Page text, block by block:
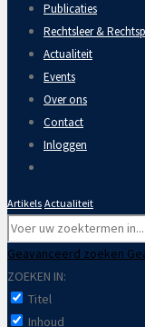
Publicaties
Rechtsleer &
Actualiteit
Events
Over ons
Contact
Inloggen
Artikels Actualiteit
Geavanceerd zoeken
ZOEKEN IN:
Titel
Inhoud